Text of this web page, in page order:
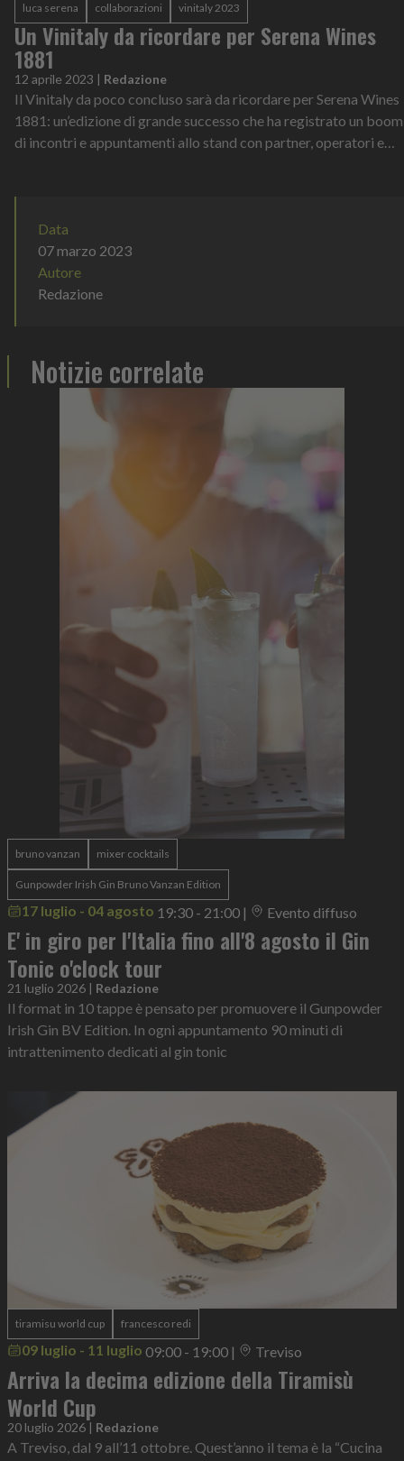
luca serena collaborazioni vinitaly 2023
Un Vinitaly da ricordare per Serena Wines
1881
12 aprile 2023 | Redazione
Il Vinitaly da poco concluso sarà da ricordare per Serena Wines
1881: un’edizione di grande successo che ha registrato un boom
di incontri e appuntamenti allo stand con partner, operatori e
Data
07 marzo 2023
Autore
Redazione
Notizie correlate
bruno vanzan mixer cocktails
Gunpowder Irish Gin Bruno Vanzan Edition
17 luglio - 04 agosto 19:30 - 21:00 | Evento diffuso
E' in giro per l'Italia fino all'8 agosto il Gin
Tonic o'clock tour
21 luglio 2026 | Redazione
Il format in 10 tappe è pensato per promuovere il Gunpowder
Irish Gin BV Edition. In ogni appuntamento 90 minuti di
intrattenimento dedicati al gin tonic
tiramisu world cup francesco redi
09 luglio - 11 luglio 09:00 - 19:00 | Treviso
Arriva la decima edizione della Tiramisù
World Cup
20 luglio 2026 | Redazione
A Treviso, dal 9 all’11 ottobre. Quest’anno il tema è la “Cucina